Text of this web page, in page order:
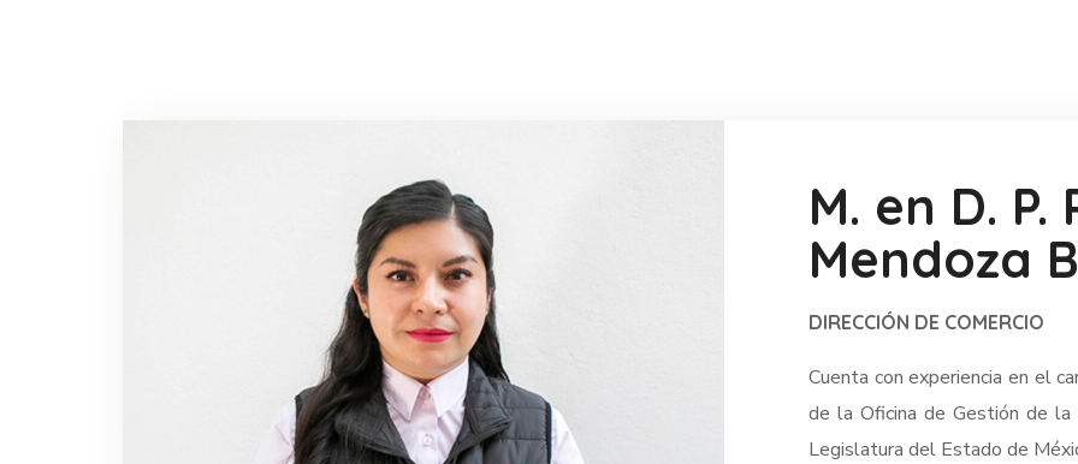
M. en D.
Mendoza
DIRECCIÓN DE COMERCIO
Cuenta con experiencia en el
de la Oficina de Gestión de
Legislatura del Estado de